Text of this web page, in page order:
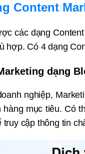
Content
các dạng
hợp. Có 4 dạng
dạng
nghiệp,
hàng mục tiêu. Có
truy cập thông tin